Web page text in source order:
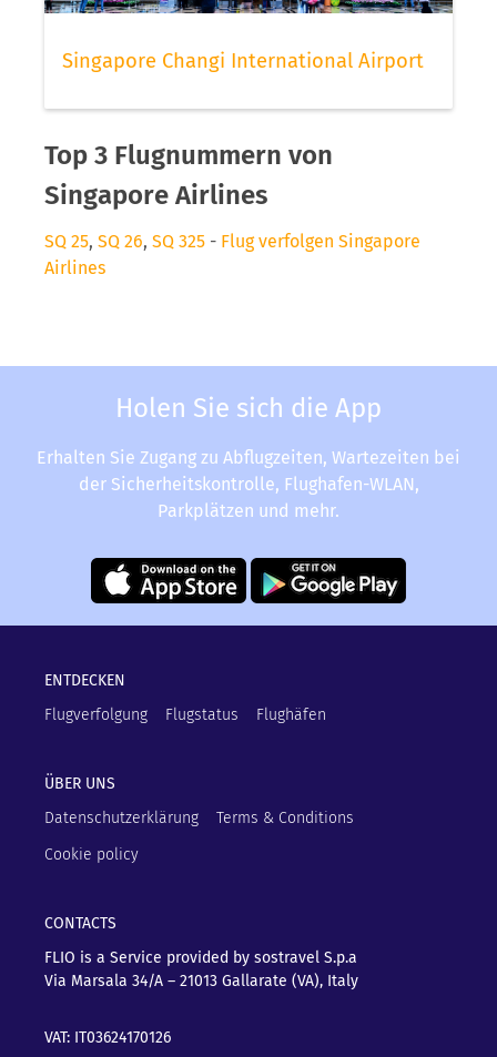
Singapore Changi International Airport
Top 3 Flugnummern von
Singapore Airlines
SQ 25, SQ 26, SQ 325 - Flug verfolgen Singapore
Airlines
Holen Sie sich die App
Erhalten Sie Zugang zu Abflugzeiten, Wartezeiten bei
der Sicherheitskontrolle, Flughafen-WLAN,
Parkplätzen und mehr.
ENTDECKEN
Flugverfolgung
Flugstatus Flughäfen
ÜBER UNS
Datenschutzerklärung
Terms & Conditions
Cookie policy
CONTACTS
FLIO is a Service provided by sostravel S.p.a
Via Marsala 34/A – 21013 Gallarate (VA), Italy
VAT: IT03624170126